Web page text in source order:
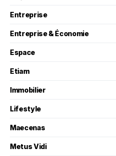
Entreprise
Entreprise & Économie
Espace
Etiam
Immobilier
Lifestyle
Maecenas
Metus Vidi